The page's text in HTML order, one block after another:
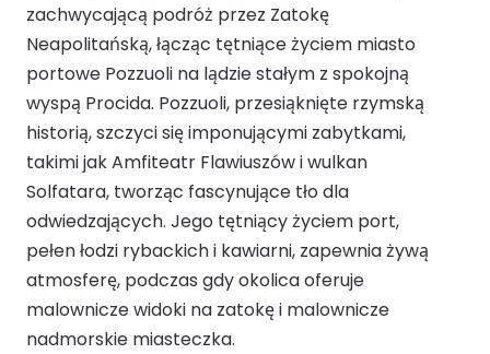
zachwycającą podróż przez Zatokę
Neapolitańską, łącząc tętniące życiem miasto
portowe Pozzuoli na lądzie stałym z spokojną
wyspą Procida. Pozzuoli, przesiąknięte rzymską
historią, szczyci się imponującymi zabytkami,
takimi jak Amfiteatr Flawiuszów i wulkan
Solfatara, tworząc fascynujące tło dla
odwiedzających. Jego tętniący życiem port,
pełen łodzi rybackich i kawiarni, zapewnia żywą
atmosferę, podczas gdy okolica oferuje
malownicze widoki na zatokę i malownicze
nadmorskie miasteczka.